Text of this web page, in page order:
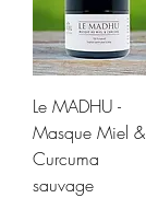
Le MADHU -
Masque Miel &
Curcuma
sauvage